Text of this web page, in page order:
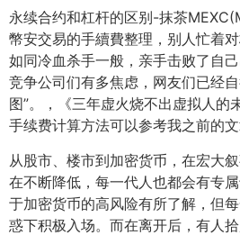
永续合约和杠杆的区别-抹茶
幣安交易的手續費整理，别人忙着
如同冷血杀手一般，亲手击败了自
竞争公司们有多焦虑，网友们已经
图”。，《三年虚火烧不出虚拟人的
手续费计算方法可以参考我之前的文
从股市、楼市到加密货币，在宏大
在不断降低，每一代人也都会有专
于加密货币的高风险有所了解，但
惑下积极入场。而在离开后，有人